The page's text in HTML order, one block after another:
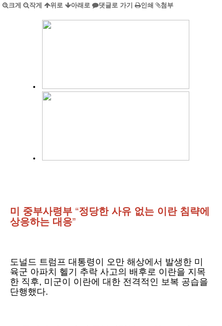
크게 작게 위로 아래로 댓글로 가기 인쇄 첨부
미 중부사령부 “정당한 사유 없는 이란 침략에
상응하는 대응”
도널드 트럼프 대통령이 오만 해상에서 발생한 미
육군 아파치 헬기 추락 사고의 배후로 이란을 지목
한 직후, 미군이 이란에 대한 전격적인 보복 공습을
단행했다.